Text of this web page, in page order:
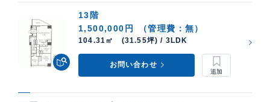
13階
1,500,000円
（管理費：無）
104.31㎡ (31.55坪) / 3LDK
お問い合わせ